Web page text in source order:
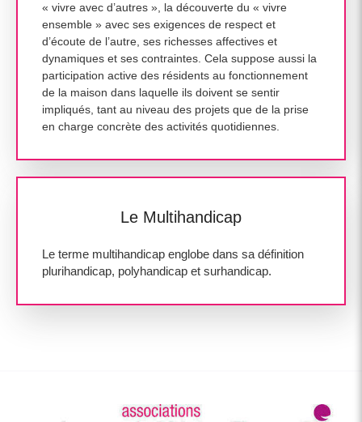
« vivre avec d’autres », la découverte du « vivre
ensemble » avec ses exigences de respect et
d’écoute de l’autre, ses richesses affectives et
dynamiques et ses contraintes. Cela suppose aussi la
participation active des résidents au fonctionnement
de la maison dans laquelle ils doivent se sentir
impliqués, tant au niveau des projets que de la prise
en charge concrète des activités quotidiennes.
Le Multihandicap
Le terme multihandicap englobe dans sa définition
plurihandicap, polyhandicap et surhandicap.